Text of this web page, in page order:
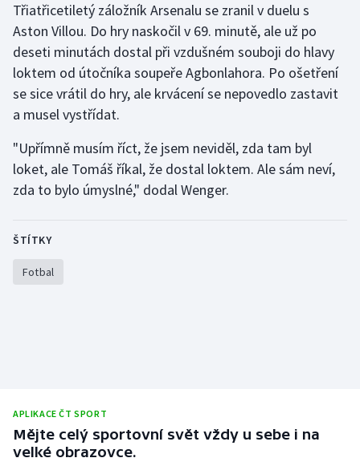
Moderní pětiboj
Motorsport
Olympijské hry
Plavání
Ragby
Stolní tenis
Třiatřicetiletý záložník Arsenalu se zranil v duelu s
Aston Villou. Do hry naskočil v 69. minutě, ale už po
deseti minutách dostal při vzdušném souboji do hlavy
loktem od útočníka soupeře Agbonlahora. Po ošetření
se sice vrátil do hry, ale krvácení se nepovedlo zastavit
a musel vystřídat.
"Upřímně musím říct, že jsem neviděl, zda tam byl
loket, ale Tomáš říkal, že dostal loktem. Ale sám neví,
zda to bylo úmyslné," dodal Wenger.
ŠTÍTKY
Fotbal
APLIKACE ČT SPORT
Mějte celý sportovní svět vždy u sebe i na
velké obrazovce.